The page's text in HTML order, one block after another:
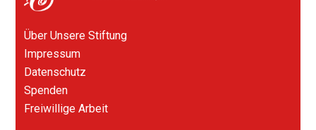
Über Unsere Stiftung
Impressum
Datenschutz
Spenden
Freiwillige Arbeit